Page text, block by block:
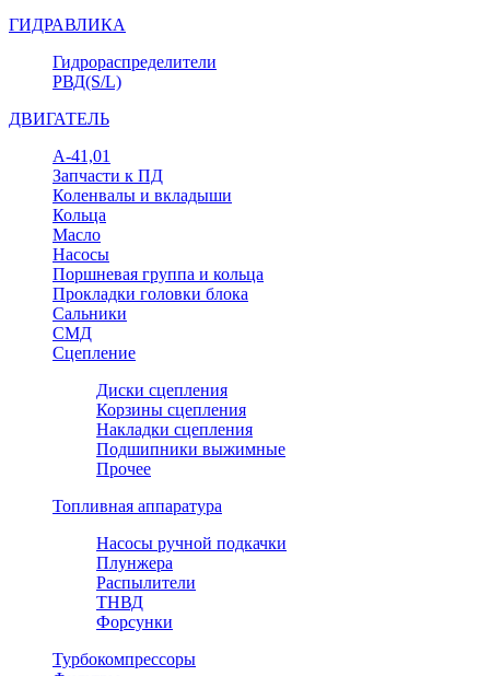
ГИДРАВЛИКА
Гидрораспределители
РВД(S/L)
ДВИГАТЕЛЬ
А-41,01
Запчасти к ПД
Коленвалы и вкладыши
Кольца
Масло
Насосы
Поршневая группа и кольца
Прокладки головки блока
Сальники
СМД
Сцепление
Диски сцепления
Корзины сцепления
Накладки сцепления
Подшипники выжимные
Прочее
Топливная аппаратура
Насосы ручной подкачки
Плунжера
Распылители
ТНВД
Форсунки
Турбокомпрессоры